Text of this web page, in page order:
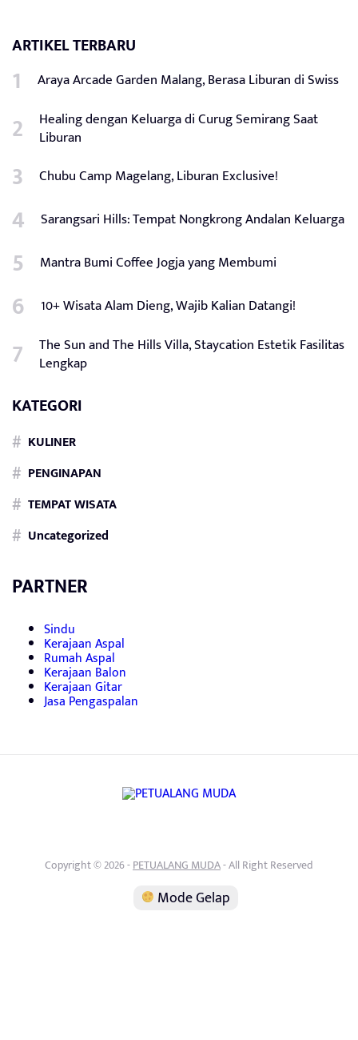
ARTIKEL TERBARU
Araya Arcade Garden Malang, Berasa Liburan di Swiss
Healing dengan Keluarga di Curug Semirang Saat
Liburan
Chubu Camp Magelang, Liburan Exclusive!
Sarangsari Hills: Tempat Nongkrong Andalan Keluarga
Mantra Bumi Coffee Jogja yang Membumi
10+ Wisata Alam Dieng, Wajib Kalian Datangi!
The Sun and The Hills Villa, Staycation Estetik Fasilitas
Lengkap
KATEGORI
KULINER
PENGINAPAN
TEMPAT WISATA
Uncategorized
PARTNER
Sindu
Kerajaan Aspal
Rumah Aspal
Kerajaan Balon
Kerajaan Gitar
Jasa Pengaspalan
Copyright © 2026 -PETUALANG MUDA- All Right Reserved
Mode Gelap